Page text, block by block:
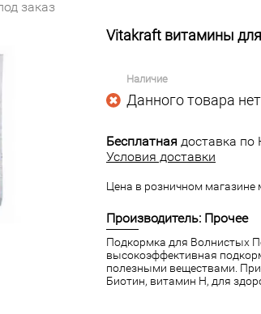
заказ
Vitakraft витамины
Наличие
Данного товара
Бесплатная доставка по
Условия доставки
Цена в розничном магазине
Производитель: Прочее
Подкормка для Волнистых
высокоэффективная
полезными веществами.
Биотин, витамин Н, для